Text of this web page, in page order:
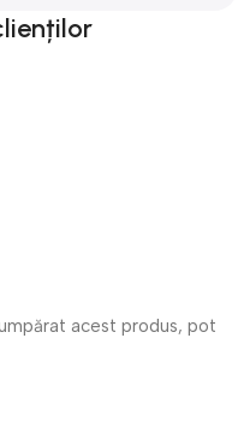
acest produs, pot